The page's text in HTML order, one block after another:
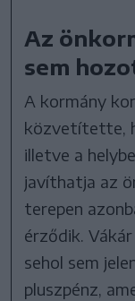
Az
sem
A kormány
közvetítette,
illetve a
javíthatja az
terepen
érződik.
sehol sem
pluszpénz,